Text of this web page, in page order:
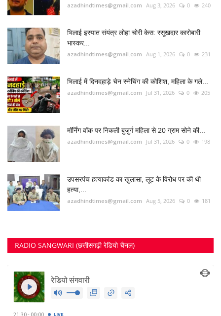
azadhindtimes@gmail.com Aug 3, 2026 0 240
भिलाई इस्पात संयंत्र लोहा चोरी केस: रसूखदार कारोबारी
भास्कर...
azadhindtimes@gmail.com Aug 1, 2026 0 231
भिलाई में दिनदहाड़े चेन स्नेचिंग की कोशिश, महिला के गले...
azadhindtimes@gmail.com Jul 31, 2026 0 205
मॉर्निंग वॉक पर निकली बुजुर्ग महिला से 20 ग्राम सोने की...
azadhindtimes@gmail.com Jul 31, 2026 0 198
उपसरपंच हत्याकांड का खुलासा, लूट के विरोध पर की थी
हत्या,...
azadhindtimes@gmail.com Aug 5, 2026 0 181
RADIO SANGWARI (छत्तीसगढ़ी रेडियो चैनल)